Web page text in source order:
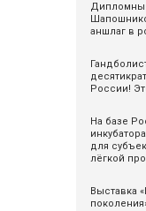
аншлаг в
России!
На базе
для
лёгкой
Выставка